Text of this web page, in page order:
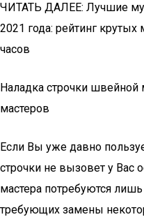
ЧИТАТЬ ДАЛЕЕ: Лучшие
2021 года: рейтинг
часов
Наладка строчки
мастеров
Если Вы уже давно
строчки не вызовет у Вас
мастера потребуются
требующих замены